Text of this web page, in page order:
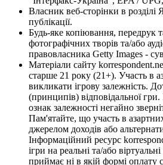
Власник веб-сторінки в
публікації.
Будь-яке копіювання, передрук
фотографічних творів та/або
правовласника Getty Images -
Матеріали сайту
старше 21 року (21+). Участь в
викликати ігрову залежність.
(принципів) відповідальної
ознак залежності негайно
Пам'ятайте, що участь в
джерелом доходів або
Інформаційний ресурс
ігри на реальні та/або
приймає ні в якій формі оплату